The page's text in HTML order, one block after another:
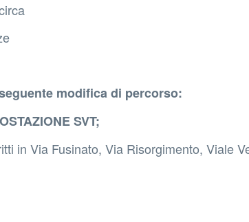
modifica di percorso:
SVT;
in Via Fusinato, Via Risorgimento, Viale